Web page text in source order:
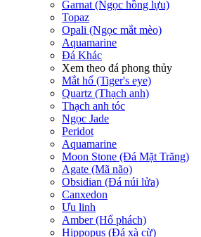
Garnat (Ngọc hồng lựu)
Topaz
Opali (Ngọc mắt mèo)
Aquamarine
Đá Khác
Xem theo đá phong thủy
Mắt hổ (Tiger's eye)
Quartz (Thạch anh)
Thạch anh tóc
Ngọc Jade
Peridot
Aquamarine
Moon Stone (Đá Mặt Trăng)
Agate (Mã não)
Obsidian (Đá núi lửa)
Canxedon
Ưu linh
Amber (Hổ phách)
Hippopus (Đá xà cừ)